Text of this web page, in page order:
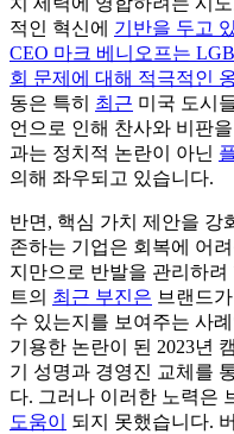
적인 혁신에 기반을 두고
CEO 마크 베니오프는
회 문제에 대해 적극적인
동은 특히 최근 미국 도시
언으로 인해 찬사와 비판
과는 정치적 논란이 아닌
의해 좌우되고 있습니다.
반면, 핵심 가치 제안을 강
존하는 기업은 회복에 어
지만으로 반발을 관리하려
트의 최근 부진은 브랜드
수 있는지를 보여주는 사
기용한 논란이 된 2023년
기 성명과 경영진 교체를
다. 그러나 이러한 노력은
도움이
되지 못했습니다.